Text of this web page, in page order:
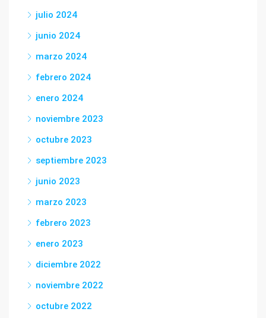
julio 2024
junio 2024
marzo 2024
febrero 2024
enero 2024
noviembre 2023
octubre 2023
septiembre 2023
junio 2023
marzo 2023
febrero 2023
enero 2023
diciembre 2022
noviembre 2022
octubre 2022